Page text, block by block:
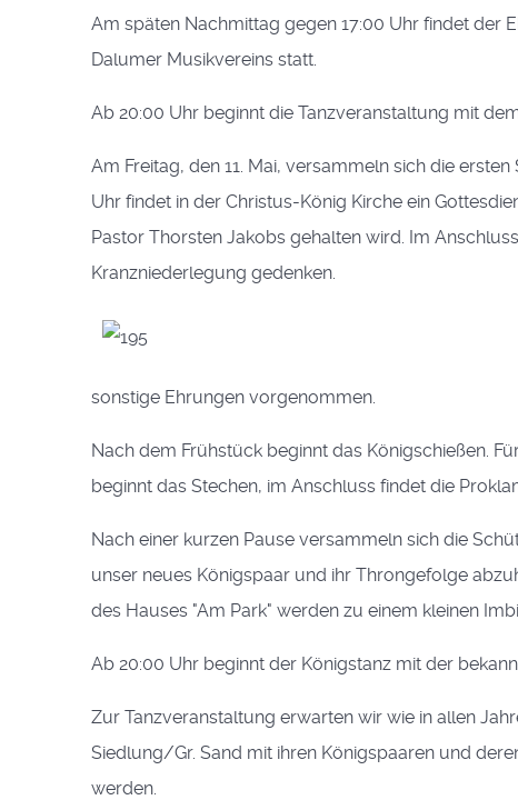
Am späten Nachmittag gegen 17:00 Uhr findet der
Dalumer Musikvereins statt.
Ab 20:00 Uhr beginnt die Tanzveranstaltung mit
Am Freitag, den 11. Mai, versammeln sich die
Uhr findet in der Christus-König Kirche ein
Pastor Thorsten Jakobs gehalten wird. Im
Kranzniederlegung gedenken.
sonstige Ehrungen vorgenommen.
Nach dem Frühstück beginnt das Königschießen.
beginnt das Stechen, im Anschluss findet die
Nach einer kurzen Pause versammeln sich die
unser neues Königspaar und ihr Throngefolge
des Hauses "Am Park" werden zu einem kleinen
Ab 20:00 Uhr beginnt der Königstanz mit der
Zur Tanzveranstaltung erwarten wir wie in allen
Siedlung/Gr. Sand mit ihren Königspaaren und
werden.